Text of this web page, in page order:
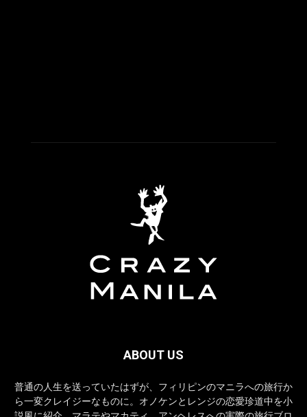
ABOUT US
普通の人生を送っていたはずが、フィリピンのマニラへの旅行か
ら一変クレイジーなものに。オノケンとレンジの恋愛珍道中を小